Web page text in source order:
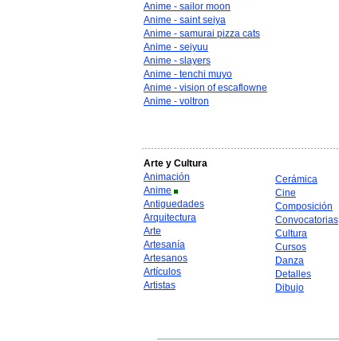
Anime - sailor moon
Anime - saint seiya
Anime - samurai pizza cats
Anime - seiyuu
Anime - slayers
Anime - tenchi muyo
Anime - vision of escaflowne
Anime - voltron
Arte y Cultura
Animación
Anime
Antiguedades
Arquitectura
Arte
Artesanía
Artesanos
Artículos
Artistas
Cerámica
Cine
Composición
Convocatorias
Cultura
Cursos
Danza
Detalles
Dibujo